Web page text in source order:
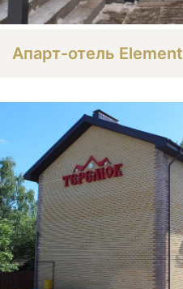
Апарт-отель Element